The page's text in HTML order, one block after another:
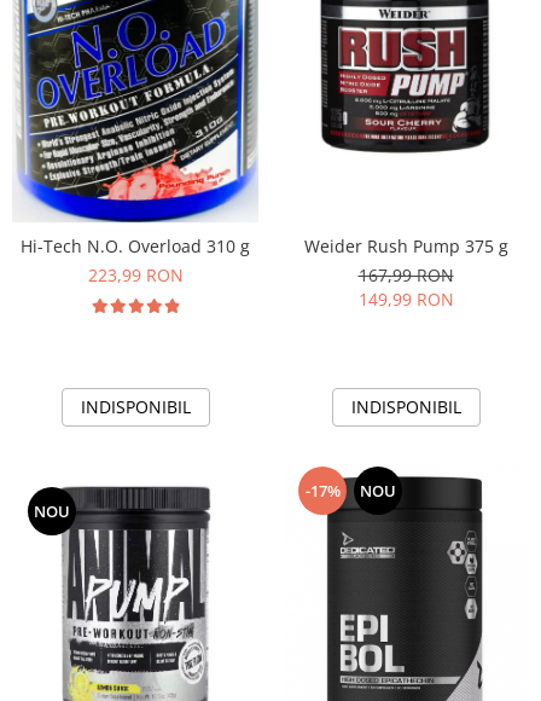
Hi-Tech N.O. Overload 310 g
223,99 RON
INDISPONIBIL
Weider Rush Pump 375 g
167,99 RON
149,99 RON
INDISPONIBIL
NOU
-17% NOU